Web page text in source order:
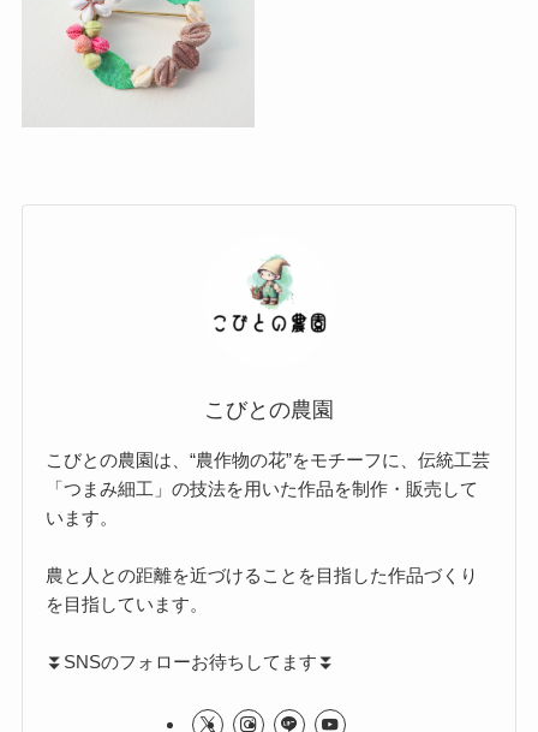
こびとの農園
こびとの農園は、“農作物の花”をモチーフに、伝統工芸
「つまみ細工」の技法を用いた作品を制作・販売して
います。
農と人との距離を近づけることを目指した作品づくり
を目指しています。
⏬️SNSのフォローお待ちしてます⏬️